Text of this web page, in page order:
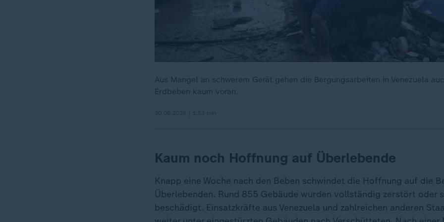
Aus Mangel an schwerem Gerät gehen die Bergungsarbeiten in Venezuela
Erdbeben kaum voran.
Kaum noch Hoffnung auf Überlebende
Knapp eine Woche nach den Beben schwindet die Hoffnung auf die
Überlebenden. Rund 855 Gebäude wurden vollständig zerstört oder
beschädigt. Einsatzkräfte aus Venezuela und zahlreichen anderen